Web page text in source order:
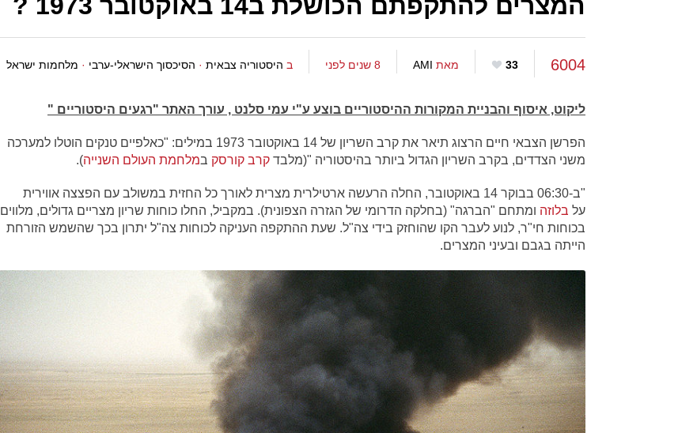
6004
33 מאת AMI 8 שנים לפני ב היסטוריה צבאית · הסיכסוך הישראלי-ערבי · מלחמות ישראל
ליקוט, איסוף והבניית המקורות ההיסטוריים בוצע ע"י עמי סלנט , עורך האתר "רגעים היסטוריים "
הפרשן הצבאי חיים הרצוג תיאר את קרב השריון של 14 באוקטובר 1973 במילים: "כאלפיים טנקים הוטלו למערכה
משני הצדדים, בקרב השריון הגדול ביותר בהיסטוריה "(מלבד קרב קורסק במלחמת העולם השנייה).
"ב-06:30 בבוקר 14 באוקטובר, החלה הרעשה ארטילרית מצרית לאורך כל החזית במשולב עם הפצצה אווירית
על בלוזה ומתחם "הברגה" (בחלקה הדרומי של הגזרה הצפונית). במקביל, החלו כוחות שריון מצריים גדולים, מלווים
בכוחות חי"ר, לנוע לעבר הקו שהוחזק בידי צה"ל. שעת ההתקפה העניקה לכוחות צה"ל יתרון בכך שהשמש הזורחת
הייתה בגבם ובעיני המצרים.